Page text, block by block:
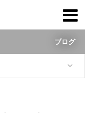
ブログ